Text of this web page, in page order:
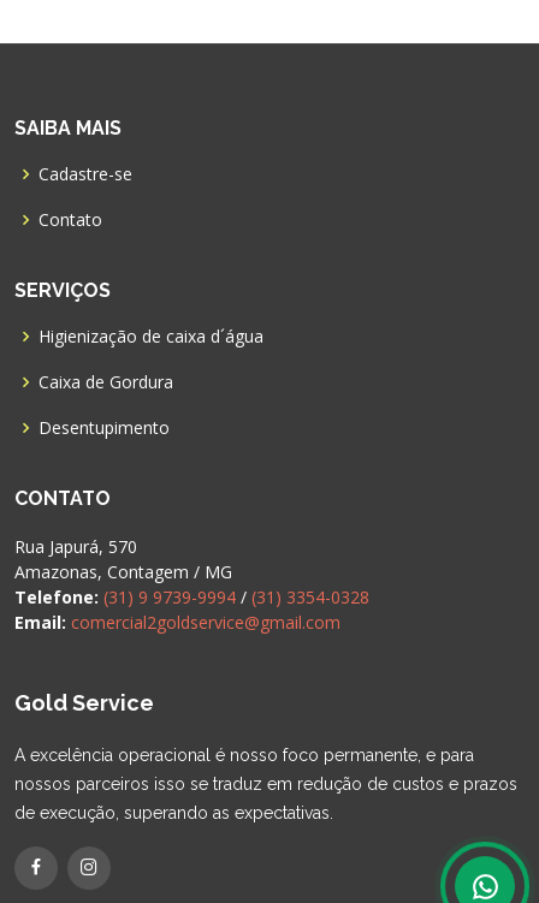
SAIBA MAIS
Cadastre-se
Contato
SERVIÇOS
Higienização de caixa d´água
Caixa de Gordura
Desentupimento
CONTATO
Rua Japurá, 570
Amazonas, Contagem / MG
Telefone: (31) 9 9739-9994 / (31) 3354-0328
Email: comercial2goldservice@gmail.com
Gold Service
A excelência operacional é nosso foco permanente, e para
nossos parceiros isso se traduz em redução de custos e prazos
de execução, superando as expectativas.